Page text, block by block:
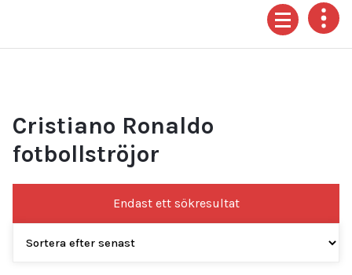
Cristiano Ronaldo
fotbollströjor
Endast ett sökresultat